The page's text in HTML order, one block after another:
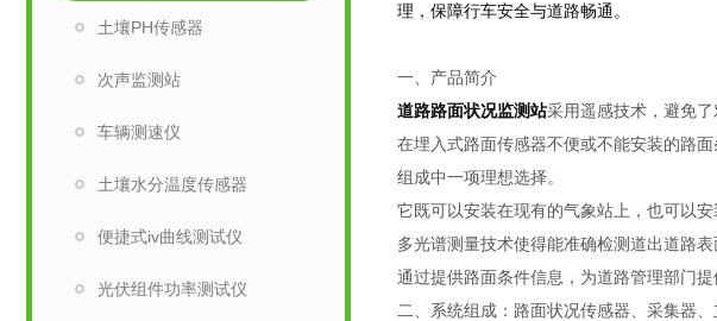
土壤PH传感器
次声监测站
车辆测速仪
土壤水分温度传感器
便捷式iv曲线测试仪
光伏组件功率测试仪
理，保障行车安全与道路畅通。
一、产品简介
道路路面状况监测站采用遥感技术，避免
在埋入式路面传感器不便或不能安装的路
组成中一项理想选择。
它既可以安装在现有的气象站上，也可以
多光谱测量技术使得能准确检测道出道路表
通过提供路面条件信息，为道路管理部门
二、系统组成：路面状况传感器、采集器